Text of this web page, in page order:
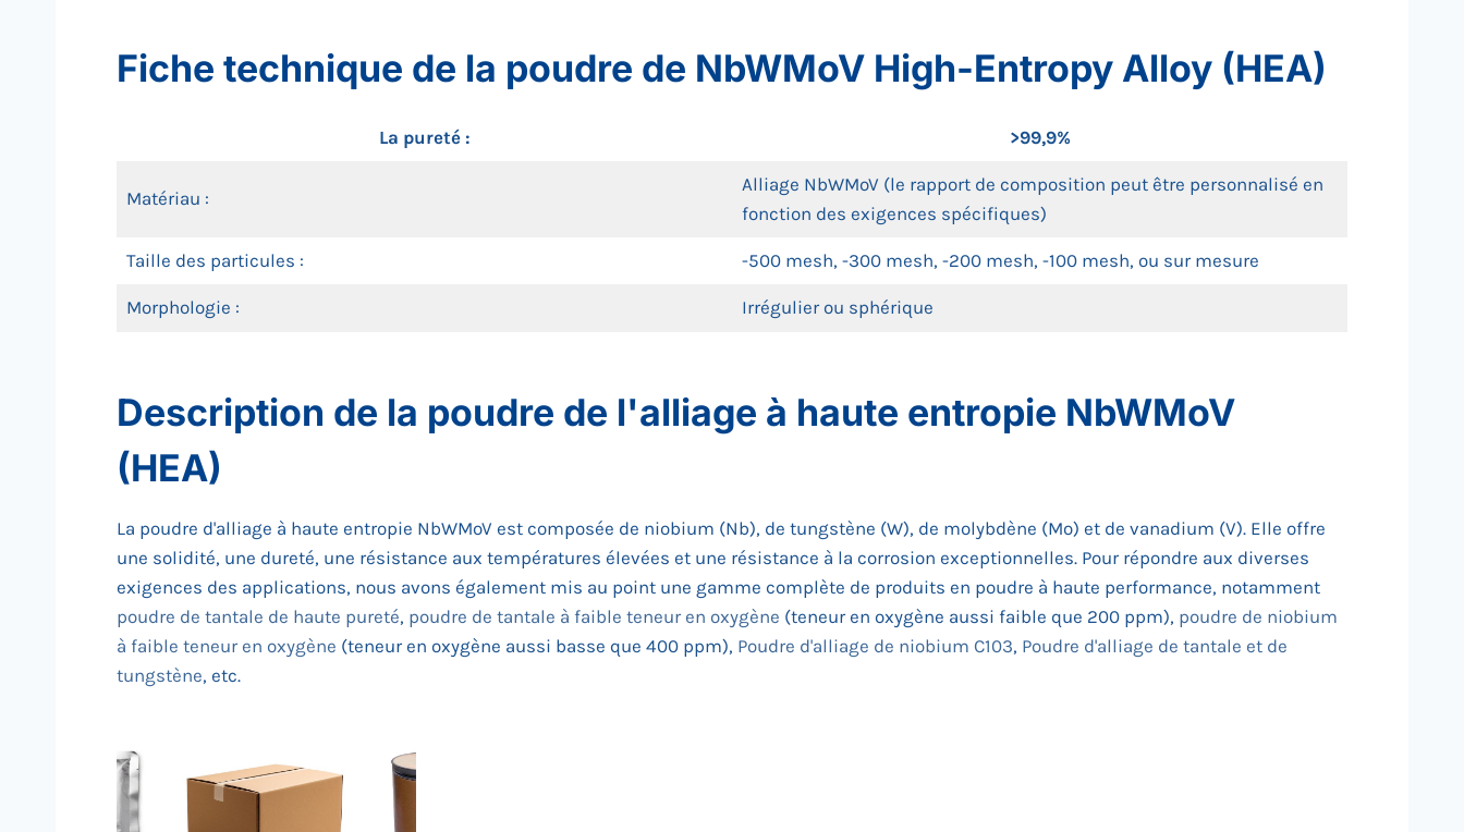
Fiche technique de la poudre de NbWMoV High-Entropy Alloy (HEA)
La pureté : >99,9%
Matériau :
Alliage NbWMoV (le rapport de composition peut être personnalisé en
fonction des exigences spécifiques)
Taille des particules : -500 mesh, -300 mesh, -200 mesh, -100 mesh, ou sur mesure
Morphologie : Irrégulier ou sphérique
Description de la poudre de l'alliage à haute entropie NbWMoV
(HEA)
La poudre d'alliage à haute entropie NbWMoV est composée de niobium (Nb), de tungstène (W), de molybdène (Mo) et de vanadium (V). Elle offre
une solidité, une dureté, une résistance aux températures élevées et une résistance à la corrosion exceptionnelles. Pour répondre aux diverses
exigences des applications, nous avons également mis au point une gamme complète de produits en poudre à haute performance, notamment
poudre de tantale de haute pureté, poudre de tantale à faible teneur en oxygène (teneur en oxygène aussi faible que 200 ppm), poudre de niobium
à faible teneur en oxygène (teneur en oxygène aussi basse que 400 ppm), Poudre d'alliage de niobium C103, Poudre d'alliage de tantale et de
tungstène, etc.